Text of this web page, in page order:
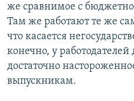
же сравнимое с
Там же работают те же
что касается
конечно, у работодателей
достаточно
выпускникам.